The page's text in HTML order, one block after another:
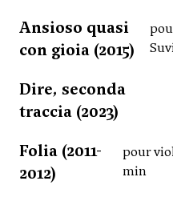
Ansioso quasi
con gioia (2015)
Dire, seconda
traccia (2023)
Folia (2011-
2012)
pour
min